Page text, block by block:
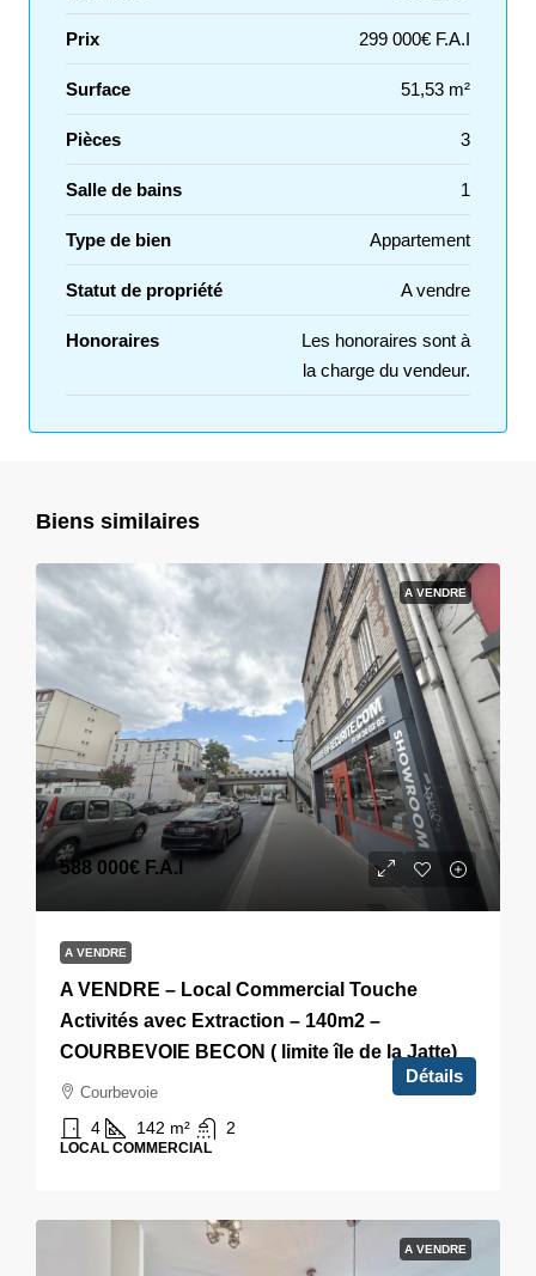
Prix 299 000€ F.A.I
Surface 51,53 m²
Pièces 3
Salle de bains 1
Type de bien Appartement
Statut de propriété A vendre
Honoraires
Les honoraires sont à
la charge du vendeur.
Biens similaires
A VENDRE
588 000€ F.A.I
A VENDRE
A VENDRE – Local Commercial Touche
Activités avec Extraction – 140m2 –
COURBEVOIE BECON ( limite île de la Jatte)
Courbevoie
4 142 m² 2
LOCAL COMMERCIAL
Détails
A VENDRE